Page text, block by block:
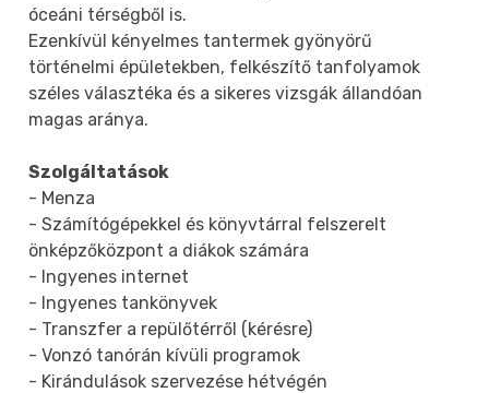
óceáni térségből is.
Ezenkívül kényelmes tantermek gyönyörű
történelmi épületekben, felkészítő tanfolyamok
széles választéka és a sikeres vizsgák állandóan
magas aránya.
Szolgáltatások
- Menza
- Számítógépekkel és könyvtárral felszerelt
önképzőközpont a diákok számára
- Ingyenes internet
- Ingyenes tankönyvek
- Transzfer a repülőtérről (kérésre)
- Vonzó tanórán kívüli programok
- Kirándulások szervezése hétvégén